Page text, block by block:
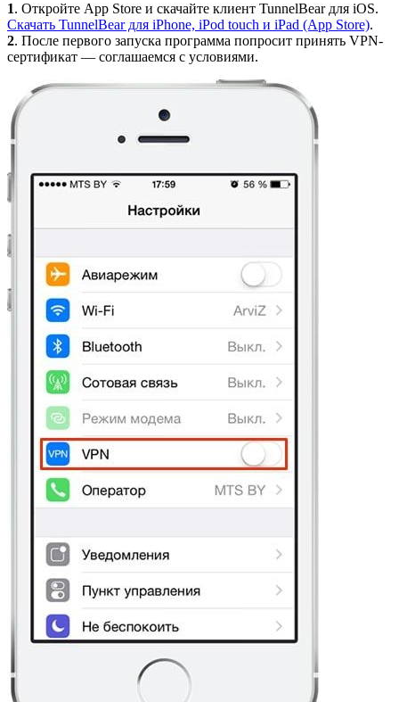
1. Откройте App Store и скачайте клиент TunnelBear для iOS.
Скачать TunnelBear для iPhone, iPod touch и iPad (App Store).
2. После первого запуска программа попросит принять VPN-
сертификат — соглашаемся с условиями.